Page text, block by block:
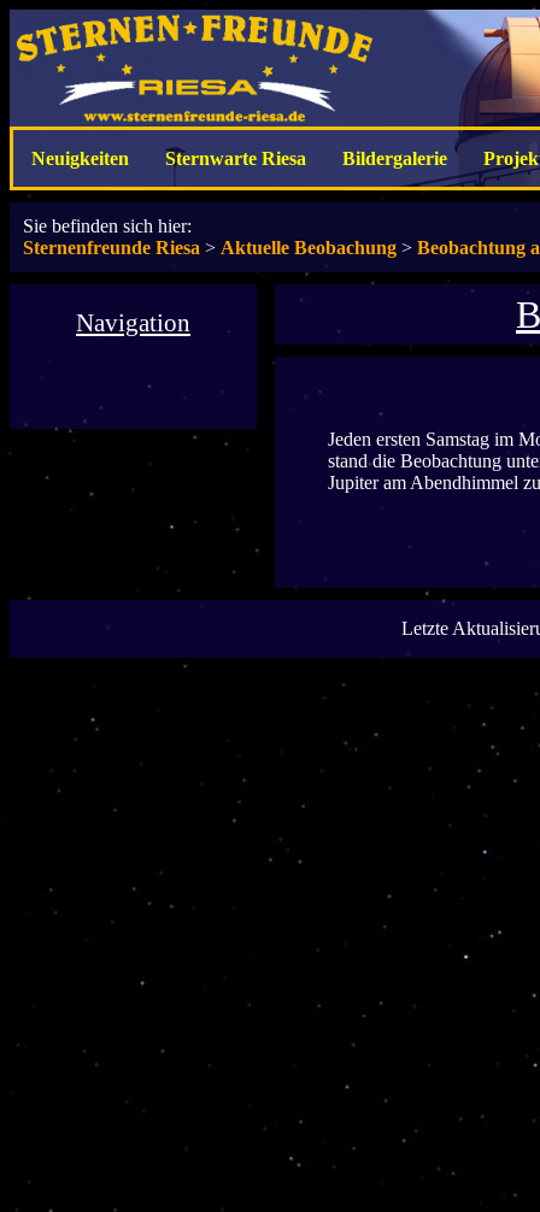
Neuigkeiten Sternwarte Riesa Bildergalerie
Sie befinden sich hier:
Sternenfreunde Riesa > Aktuelle Beobachung > Beobachtung
Navigation
Jeden ersten Samstag im
stand die Beobachtung
Jupiter am Abendhimmel
Letzte